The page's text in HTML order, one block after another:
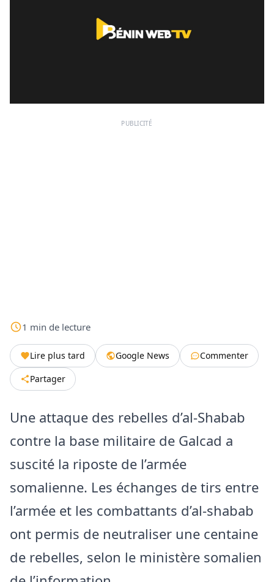
PUBLICITÉ
1 min de lecture
Lire plus tard Google News
Commenter
Partager
Une attaque des rebelles d’al-Shabab
contre la base militaire de Galcad a
suscité la riposte de l’armée
somalienne. Les échanges de tirs entre
l’armée et les combattants d’al-shabab
ont permis de neutraliser une centaine
de rebelles, selon le ministère somalien